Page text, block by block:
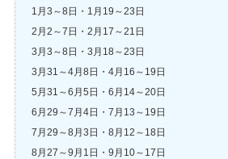
1月3～8日・1月19～23日
2月2～7日・2月17～21日
3月3～8日・3月18～23日
3月31～4月8日・4月16～19日
5月31～6月5日・6月14～20日
6月29～7月4日・7月13～19日
7月29～8月3日・8月12～18日
8月27～9月1日・9月10～17日